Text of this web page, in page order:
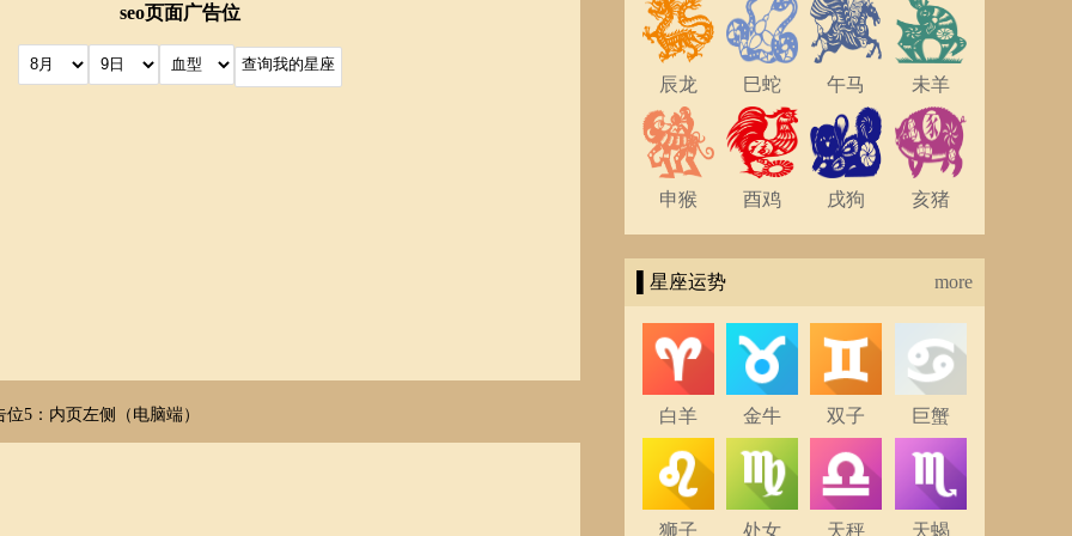
seo页面广告位
位5：内页左侧（电脑端）
辰龙 巳蛇 午马 未羊
申猴 酉鸡 戌狗 亥猪
▌星座运势 more
白羊 金牛 双子 巨蟹
狮子 处女 天秤 天蝎